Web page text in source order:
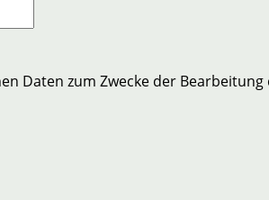
Daten zum Zwecke der Bearbeitung